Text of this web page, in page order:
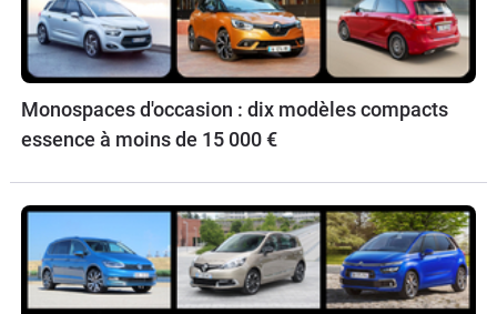
Monospaces d'occasion : dix modèles compacts
essence à moins de 15 000 €